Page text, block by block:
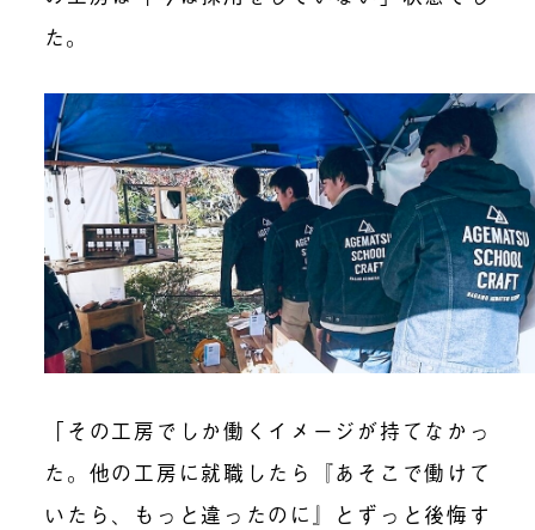
た。
「その工房でしか働くイメージが持てなかっ
た。他の工房に就職したら『あそこで働けて
いたら、もっと違ったのに』とずっと後悔す